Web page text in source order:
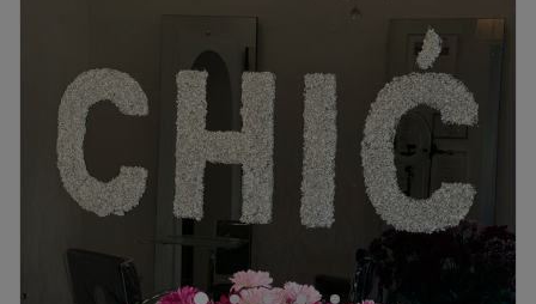
18:00
–18:00
Freitag
10:00–18:00
Samstag
09:00
15:00
Sonntag
Geschlossen
Hairreinspaziert! Genieße und entspanne dich im
schicken Friseur-Salon am Mühlendamm in Hamburg-
Hohenfelde. Bei -- Hairreinspaziert -- bekommst du ein
professionelles Styling in Wohlfühlatmosphäre. Egal ob